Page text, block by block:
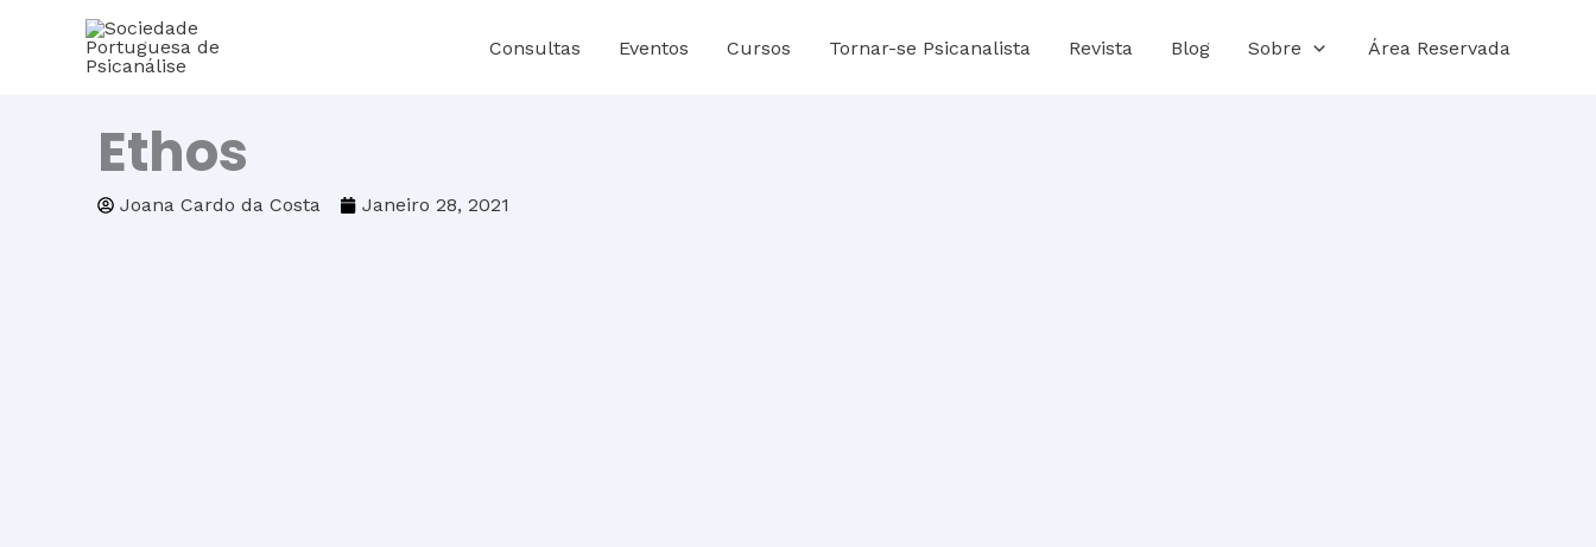
Consultas Eventos Cursos Tornar-se Psicanalista Revista Blog Sobre Área Reservada
Ethos
Joana Cardo da Costa Janeiro 28, 2021